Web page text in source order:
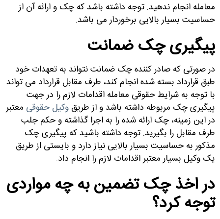
معامله انجام ندهید. توجه داشته باشد که چک و ارائه آن از
حساسیت بسیار بالایی برخوردار می باشد.
پیگیری چک ضمانت
در صورتی که صادر کننده چک ضمانت نتواند به تعهدات خود
طبق قرارداد بسته شده انجام کند، طرف مقابل قرارداد می تواند
با توجه به شرایط حقوقی معامله اقدامات لازم را در جهت
پیگیری چک مربوطه داشته باشد و از طریق وکیل حقوقی معتبر
در این زمینه، چک ارائه شده را به اجرا گذاشته و حکم جلب
طرف مقابل را بگیرید. توجه داشته باشید که پیگیری چک
مذکور به حساسیت بسیار بالایی نیاز دارد و بایستی از طریق
یک وکیل بسیار معتبر اقدامات لازم را انجام داد.
در اخذ چک تضمین به چه مواردی
توجه کرد؟